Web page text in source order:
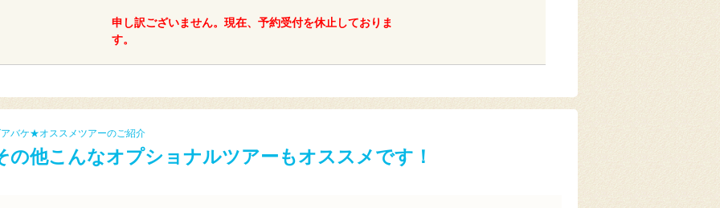
申し訳ございません。現在、予約受付を休止しておりま
す。
バケ★オススメツアーのご紹介
の他こんなオプショナルツアーもオススメです！